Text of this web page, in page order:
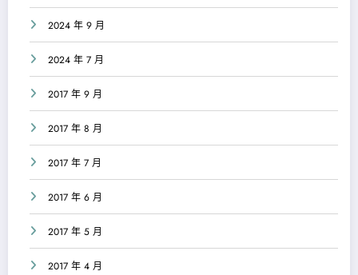
2024 年 9 月
2024 年 7 月
2017 年 9 月
2017 年 8 月
2017 年 7 月
2017 年 6 月
2017 年 5 月
2017 年 4 月